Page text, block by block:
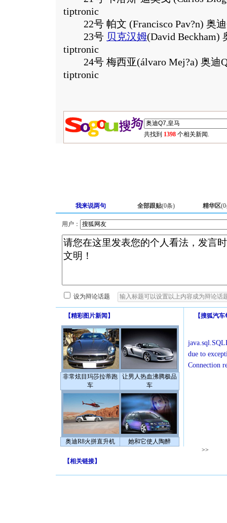
tiptronic
22号 帕文 (Francisco Pav?n) 奥迪
23号 贝克汉姆(David Beckham)
tiptronic
24号 梅西亚(álvaro Mej?a) 奥迪
tiptronic
共找到 1398 个相关新闻.
我来说两句 全部跟贴(0条) 精华区(0
用户：
设为辩论话题
【精彩图片新闻 】
非常炫目玛莎拉蒂跑
车
让男人热血沸腾极品
车
奥迪R8火拼直升机 她和它使人陶醉
【搜狐汽车
due to
Connection
>>
【相关链接】